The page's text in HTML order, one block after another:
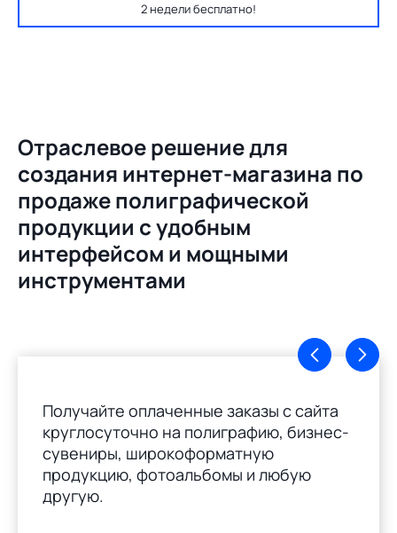
2 недели бесплатно!
Отраслевое решение для
создания интернет-магазина по
продаже полиграфической
продукции с удобным
интерфейсом и мощными
инструментами
Получайте оплаченные заказы с сайта
круглосуточно на полиграфию, бизнес-
сувениры, широкоформатную
продукцию, фотоальбомы и любую
другую.